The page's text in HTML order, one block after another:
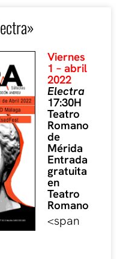
Viernes
1 – abril
2022
Electra
17:30H
Teatro
Romano
de
Mérida
Entrada
gratuita
en
Teatro
Romano
<span